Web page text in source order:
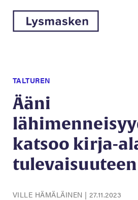
TALTUREN
Ääni
katsoo kirja-
tulevaisuuteen
VILLE HÄMÄLÄINEN |27.11.2023